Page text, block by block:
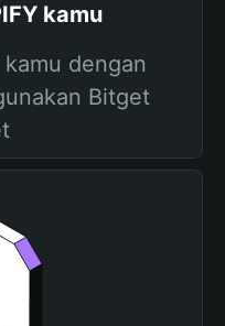
kamu
dengan
Bitget